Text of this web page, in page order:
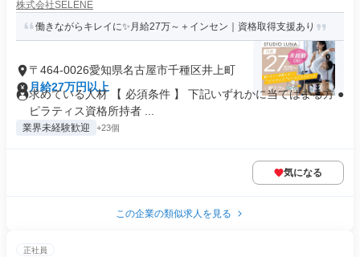
株式会社SELENE
働きながらキレイに✨月給27万～＋インセン｜資格取得支援あり
〒464-0026愛知県名古屋市千種区井上町
月給27万円以上
求めている人材 【 必須条件 】 下記いずれかに当てはまる方 ●
ピラティス資格所持者 ...
業界未経験歓迎 +23個
気になる
この企業の類似求人を見る
正社員